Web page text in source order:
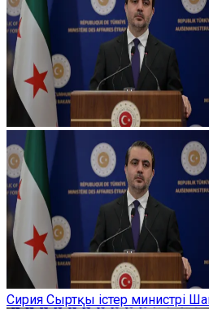
Сирия Сыртқы істер министрі